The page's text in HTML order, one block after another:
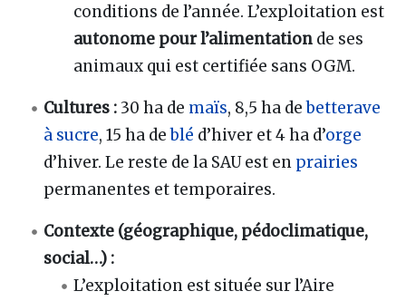
conditions de l’année. L’exploitation est
autonome pour l’alimentation de ses
animaux qui est certifiée sans OGM.
Cultures : 30 ha de maïs, 8,5 ha debetterave
à sucre, 15 ha deblé d’hiver et 4 ha d’orge
d’hiver. Le reste de la SAU est en prairies
permanentes et temporaires.
Contexte (géographique, pédoclimatique,
social…) :
L’exploitation est située sur l’Aire